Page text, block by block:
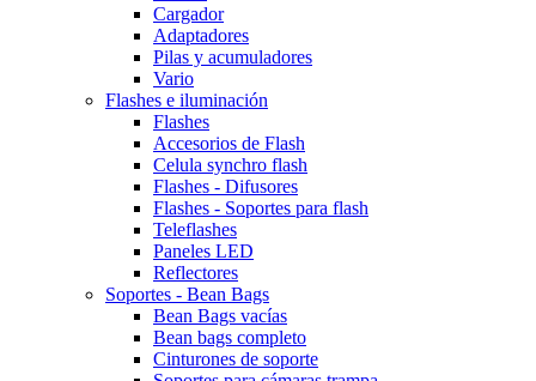
Cargador
Adaptadores
Pilas y acumuladores
Vario
Flashes e iluminación
Flashes
Accesorios de Flash
Celula synchro flash
Flashes - Difusores
Flashes - Soportes para flash
Teleflashes
Paneles LED
Reflectores
Soportes - Bean Bags
Bean Bags vacías
Bean bags completo
Cinturones de soporte